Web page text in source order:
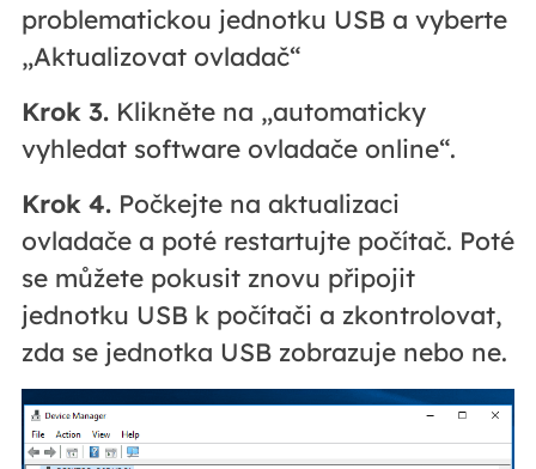
problematickou jednotku USB a vyberte
„Aktualizovat ovladač“
Krok 3.Klikněte na „automaticky
vyhledat software ovladače online“.
Krok 4.Počkejte na aktualizaci
ovladače a poté restartujte počítač. Poté
se můžete pokusit znovu připojit
jednotku USB k počítači a zkontrolovat,
zda se jednotka USB zobrazuje nebo ne.